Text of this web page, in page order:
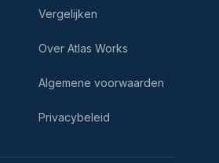
Vergelijken
Over Atlas Works
Algemene voorwaarden
Privacybeleid